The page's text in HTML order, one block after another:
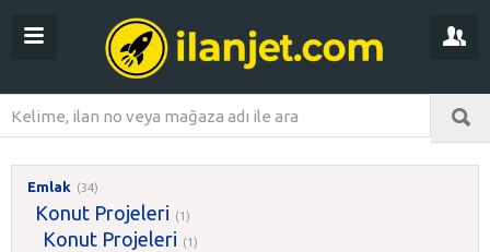
Emlak (34)
Konut Projeleri (1)
Konut Projeleri (1)